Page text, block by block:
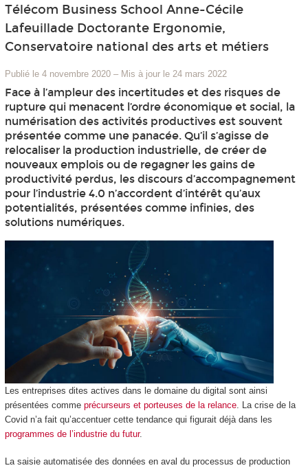
Télécom Business School Anne-Cécile
Lafeuillade Doctorante Ergonomie,
Conservatoire national des arts et métiers
Publié le 4 novembre 2020 – Mis à jour le 24 mars 2022
Face à l’ampleur des incertitudes et des risques de
rupture qui menacent l’ordre économique et social, la
numérisation des activités productives est souvent
présentée comme une panacée. Qu’il s’agisse de
relocaliser la production industrielle, de créer de
nouveaux emplois ou de regagner les gains de
productivité perdus, les discours d’accompagnement
pour l’industrie 4.0 n’accordent d’intérêt qu’aux
potentialités, présentées comme infinies, des
solutions numériques.
Les entreprises dites actives dans le domaine du digital sont ainsi
présentées commeprécurseurs et porteuses de la relance. La crise de la
Covid n’a fait qu’accentuer cette tendance qui figurait déjà dans les
programmes de l’industrie du futur.
La saisie automatisée des données en aval du processus de production